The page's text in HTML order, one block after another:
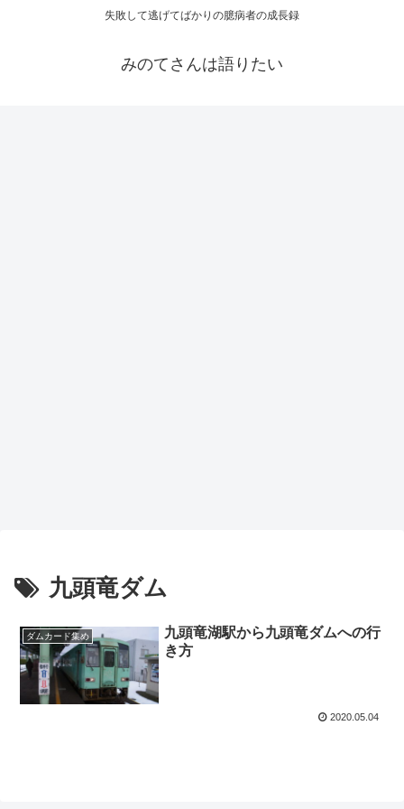
失敗して逃げてばかりの臆病者の成長録
みのてさんは語りたい
九頭竜ダム
ダムカード集め
九頭竜湖駅から九頭竜ダムへの行
き方
2020.05.04